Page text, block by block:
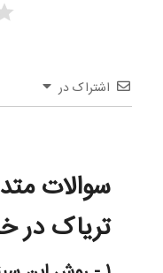
اشتراک در
سوالات
تریاک در